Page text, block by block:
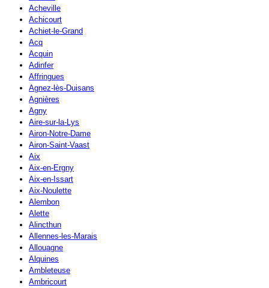
Acheville
Achicourt
Achiet-le-Grand
Acq
Acquin
Adinfer
Affringues
Agnez-lès-Duisans
Agnières
Agny
Aire-sur-la-Lys
Airon-Notre-Dame
Airon-Saint-Vaast
Aix
Aix-en-Ergny
Aix-en-Issart
Aix-Noulette
Alembon
Alette
Alincthun
Allennes-les-Marais
Allouagne
Alquines
Ambleteuse
Ambricourt